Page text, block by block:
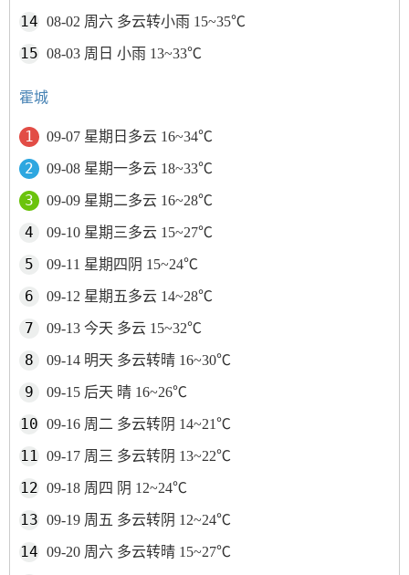
08-02 周六 多云转小雨 15~35℃
08-03 周日 小雨 13~33℃
霍城
09-07 星期日多云 16~34℃
09-08 星期一多云 18~33℃
09-09 星期二多云 16~28℃
09-10 星期三多云 15~27℃
09-11 星期四阴 15~24℃
09-12 星期五多云 14~28℃
09-13 今天 多云 15~32℃
09-14 明天 多云转晴 16~30℃
09-15 后天 晴 16~26℃
09-16 周二 多云转阴 14~21℃
09-17 周三 多云转阴 13~22℃
09-18 周四 阴 12~24℃
09-19 周五 多云转阴 12~24℃
09-20 周六 多云转晴 15~27℃